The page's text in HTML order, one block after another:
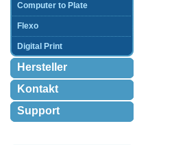
Computer to Plate
Flexo
Digital Print
Hersteller
Kontakt
Support